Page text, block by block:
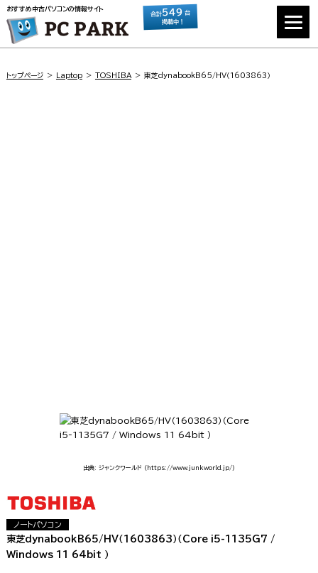
おすすめ中古パソコンの情報サイト
合計549 台
掲載中！
トップページ Laptop TOSHIBA 東芝dynabookB65/HV（1603863）
出典: ジャンクワールド （https://www.junkworld.jp/）
ノートパソコン
東芝dynabookB65/HV（1603863）（Core i5-1135G7 /
Windows 11 64bit ）